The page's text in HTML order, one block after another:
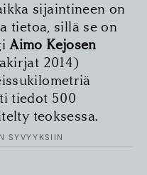
sijaintineen on
tietoa, sillä se on
Aimo Kejosen
2014)
tiedot 500
teoksessa.
SYVYYKSIIN